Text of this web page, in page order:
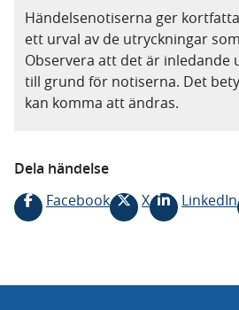
Händelsenotiserna ger
ett urval av de utryckningar
Observera att det är inledande
till grund för notiserna. Det
kan komma att ändras.
Dela händelse
Facebook
X LinkedIn